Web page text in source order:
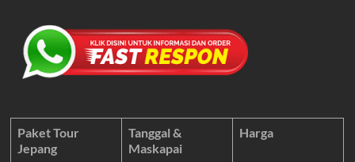
Paket Tour
Jepang
Tanggal &
Maskapai
Harga